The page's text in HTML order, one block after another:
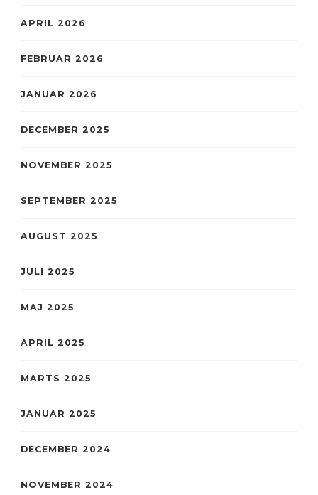
APRIL 2026
FEBRUAR 2026
JANUAR 2026
DECEMBER 2025
NOVEMBER 2025
SEPTEMBER 2025
AUGUST 2025
JULI 2025
MAJ 2025
APRIL 2025
MARTS 2025
JANUAR 2025
DECEMBER 2024
NOVEMBER 2024